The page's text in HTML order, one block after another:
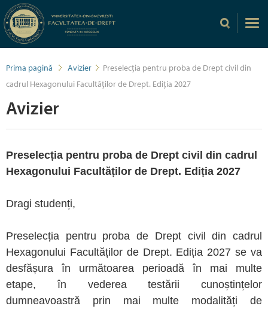
Prima pagină Avizier
Preselecția pentru proba de Drept civil din
cadrul Hexagonului Facultăților de Drept. Ediția 2027
Avizier
Preselecția pentru proba de Drept civil din cadrul
Hexagonului Facultăților de Drept. Ediția 2027
Dragi studenți,
Preselecția pentru proba de Drept civil din cadrul
Hexagonului Facultăților de Drept. Ediția 2027 se va
desfășura în următoarea perioadă în mai multe
etape, în vederea testării cunoștințelor
dumneavoastră prin mai multe modalități de